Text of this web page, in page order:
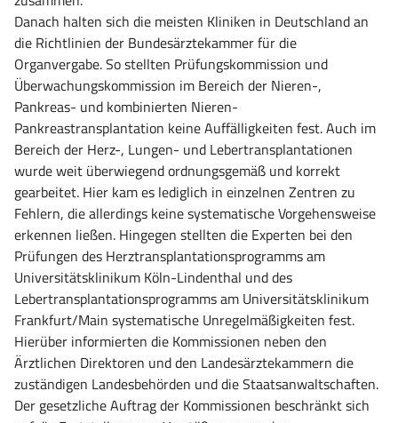
Danach halten sich die meisten Kliniken in Deutschland an
die Richtlinien der Bundesärztekammer für die
Organvergabe. So stellten Prüfungskommission und
Überwachungskommission im Bereich der Nieren-,
Pankreas- und kombinierten Nieren-
Pankreastransplantation keine Auffälligkeiten fest. Auch im
Bereich der Herz-, Lungen- und Lebertransplantationen
wurde weit überwiegend ordnungsgemäß und korrekt
gearbeitet. Hier kam es lediglich in einzelnen Zentren zu
Fehlern, die allerdings keine systematische Vorgehensweise
erkennen ließen. Hingegen stellten die Experten bei den
Prüfungen des Herztransplantationsprogramms am
Universitätsklinikum Köln-Lindenthal und des
Lebertransplantationsprogramms am Universitätsklinikum
Frankfurt/Main systematische Unregelmäßigkeiten fest.
Hierüber informierten die Kommissionen neben den
Ärztlichen Direktoren und den Landesärztekammern die
zuständigen Landesbehörden und die Staatsanwaltschaften.
Der gesetzliche Auftrag der Kommissionen beschränkt sich